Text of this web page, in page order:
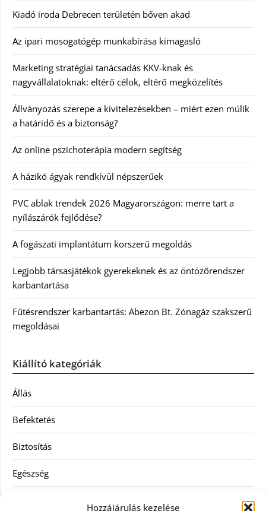
Hozzájárulás kezelése
Kiadó iroda Debrecen területén bőven akad
Az ipari mosogatógép munkabírása kimagasló
Marketing stratégiai tanácsadás KKV-knak és
nagyvállalatoknak: eltérő célok, eltérő megközelítés
Állványozás szerepe a kivitelezésekben – miért ezen múlik
a határidő és a biztonság?
Az online pszichoterápia modern segítség
A házikó ágyak rendkívül népszerűek
PVC ablak trendek 2026 Magyarországon: merre tart a
nyílászárók fejlődése?
A fogászati implantátum korszerű megoldás
Legjobb társasjátékok gyerekeknek és az öntözőrendszer
karbantartása
Fűtésrendszer karbantartás: Abezon Bt. Zónagáz szakszerű
megoldásai
Kiállító kategóriák
Állás
Befektetés
Biztosítás
Egészség